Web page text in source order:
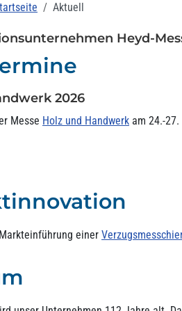
Aktuell
Heyd-
2026
Messe Holz und Handwerk am 24.-
einer